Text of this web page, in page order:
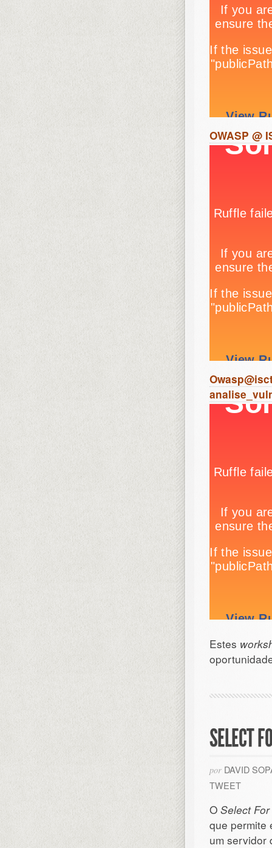
OWASP @
Estes
SELECT
por DAVID
TWEET
O Select
que permite
um servidor